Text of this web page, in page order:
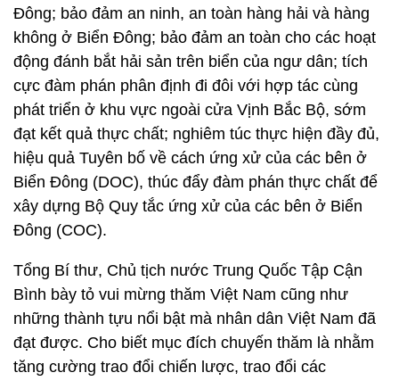
Đông; bảo đảm an ninh, an toàn hàng hải và hàng
không ở Biển Đông; bảo đảm an toàn cho các hoạt
động đánh bắt hải sản trên biển của ngư dân; tích
cực đàm phán phân định đi đôi với hợp tác cùng
phát triển ở khu vực ngoài cửa Vịnh Bắc Bộ, sớm
đạt kết quả thực chất; nghiêm túc thực hiện đầy đủ,
hiệu quả Tuyên bố về cách ứng xử của các bên ở
Biển Đông (DOC), thúc đẩy đàm phán thực chất để
xây dựng Bộ Quy tắc ứng xử của các bên ở Biển
Đông (COC).
Tổng Bí thư, Chủ tịch nước Trung Quốc Tập Cận
Bình bày tỏ vui mừng thăm Việt Nam cũng như
những thành tựu nổi bật mà nhân dân Việt Nam đã
đạt được. Cho biết mục đích chuyến thăm là nhằm
tăng cường trao đổi chiến lược, trao đổi các